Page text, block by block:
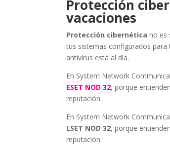
Protección
vacaciones
Protección cibernética no es
tus sistemas configurados
antivirus está al día.
En System Network
ESET NOD 32, porque
reputación.
En System Network
ESET NOD 32, porque
reputación.